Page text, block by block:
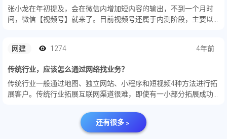
张小龙在年初提及，会在微信内增加短内容的输出，不到一个月时
间，微信【视频号】就来了。目前视频号还属于内测阶段，主要以
一起来...
网建 1274 4年前
传统行业，应该怎么通过网络找业务？
传统行业一般通过地图、独立网站、小程序和短视频4种方法进行拓
展客户。传统行业拓展互联网渠道很难，即使有一小部分拓展成功
圈，才能拨开重重迷雾，真正建立起来网络获客渠道。
还有很多﹥